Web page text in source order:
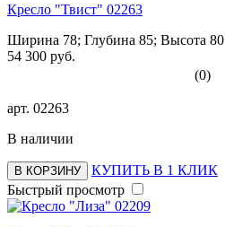
Кресло "Твист" 02263
Ширина 78; Глубина 85; Высота 80
54 300 руб.
(0)
арт. 02263
В наличии
В КОРЗИНУ
КУПИТЬ В 1 КЛИК
Быстрый просмотр